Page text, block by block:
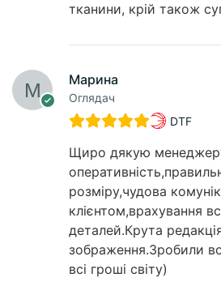
тканини, крій також
Марина
Оглядач
DTF
Щиро дякую
розміру,чудова
клієнтом,врахування
деталей.Крута
зображення.Зробили
всі гроші світу)